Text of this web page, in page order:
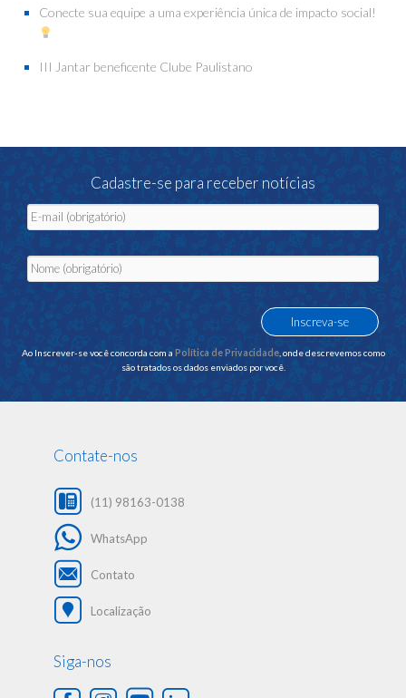
Conecte sua equipe a uma experiência única de impacto social!
III Jantar beneficente Clube Paulistano
Cadastre-se para receber notícias
Ao Inscrever-se você concorda com a Política de Privacidade, onde descrevemos como
são tratados os dados enviados por você.
Contate-nos
(11) 98163-0138
WhatsApp
Contato
Localização
Siga-nos